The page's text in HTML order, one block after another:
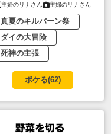
主婦のリナさん 主婦のリナさん
真夏のキルバーン祭
ダイの大冒険
死神の主張
ボケる(62)